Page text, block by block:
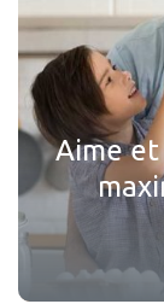
Aime et